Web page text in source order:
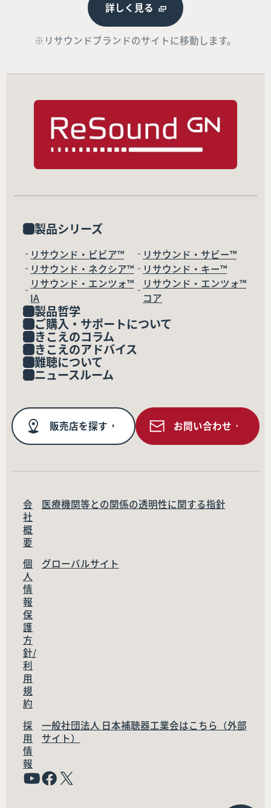
詳しく見る
※リサウンドブランドのサイトに移動します。
製品シリーズ
リサウンド・ビビア™
リサウンド・サビー™
リサウンド・ネクシア™
リサウンド・キー™
リサウンド・エンツォ™
IA
リサウンド・エンツォ™
コア
製品哲学
ご購入・サポートについて
きこえのコラム
きこえのアドバイス
難聴について
ニュースルーム
販売店を探す お問い合わせ
会
社
概
要
医療機関等との関係の透明性に関する指針
個
人
情
報
保
護
方
針/
利
用
規
約
グローバルサイト
採
用
情
報
一般社団法人 日本補聴器工業会はこちら（外部
サイト）